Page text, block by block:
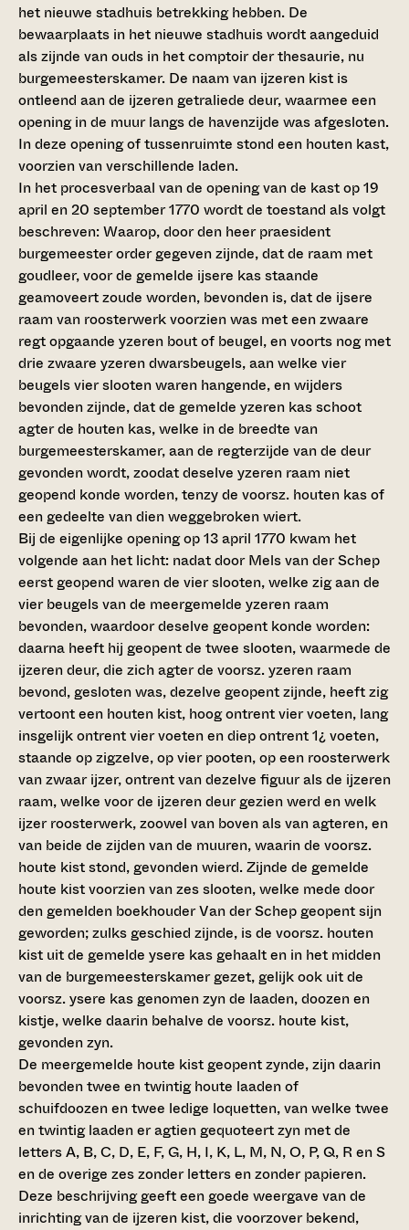
het nieuwe stadhuis betrekking hebben. De
bewaarplaats in het nieuwe stadhuis wordt aangeduid
als zijnde van ouds in het comptoir der thesaurie, nu
burgemeesterskamer. De naam van ijzeren kist is
ontleend aan de ijzeren getraliede deur, waarmee een
opening in de muur langs de havenzijde was afgesloten.
In deze opening of tussenruimte stond een houten kast,
voorzien van verschillende laden.
In het procesverbaal van de opening van de kast op 19
april en 20 september 1770 wordt de toestand als volgt
beschreven: Waarop, door den heer praesident
burgemeester order gegeven zijnde, dat de raam met
goudleer, voor de gemelde ijsere kas staande
geamoveert zoude worden, bevonden is, dat de ijsere
raam van roosterwerk voorzien was met een zwaare
regt opgaande yzeren bout of beugel, en voorts nog met
drie zwaare yzeren dwarsbeugels, aan welke vier
beugels vier slooten waren hangende, en wijders
bevonden zijnde, dat de gemelde yzeren kas schoot
agter de houten kas, welke in de breedte van
burgemeesterskamer, aan de regterzijde van de deur
gevonden wordt, zoodat deselve yzeren raam niet
geopend konde worden, tenzy de voorsz. houten kas of
een gedeelte van dien weggebroken wiert.
Bij de eigenlijke opening op 13 april 1770 kwam het
volgende aan het licht: nadat door Mels van der Schep
eerst geopend waren de vier slooten, welke zig aan de
vier beugels van de meergemelde yzeren raam
bevonden, waardoor deselve geopent konde worden:
daarna heeft hij geopent de twee slooten, waarmede de
ijzeren deur, die zich agter de voorsz. yzeren raam
bevond, gesloten was, dezelve geopent zijnde, heeft zig
vertoont een houten kist, hoog ontrent vier voeten, lang
insgelijk ontrent vier voeten en diep ontrent 1¿ voeten,
staande op zigzelve, op vier pooten, op een roosterwerk
van zwaar ijzer, ontrent van dezelve figuur als de ijzeren
raam, welke voor de ijzeren deur gezien werd en welk
ijzer roosterwerk, zoowel van boven als van agteren, en
van beide de zijden van de muuren, waarin de voorsz.
houte kist stond, gevonden wierd. Zijnde de gemelde
houte kist voorzien van zes slooten, welke mede door
den gemelden boekhouder Van der Schep geopent sijn
geworden; zulks geschied zijnde, is de voorsz. houten
kist uit de gemelde ysere kas gehaalt en in het midden
van de burgemeesterskamer gezet, gelijk ook uit de
voorsz. ysere kas genomen zyn de laaden, doozen en
kistje, welke daarin behalve de voorsz. houte kist,
gevonden zyn.
De meergemelde houte kist geopent zynde, zijn daarin
bevonden twee en twintig houte laaden of
schuifdoozen en twee ledige loquetten, van welke twee
en twintig laaden er agtien gequoteert zyn met de
letters A, B, C, D, E, F, G, H, I, K, L, M, N, O, P, Q, R en S
en de overige zes zonder letters en zonder papieren.
Deze beschrijving geeft een goede weergave van de
inrichting van de ijzeren kist, die voorzover bekend,